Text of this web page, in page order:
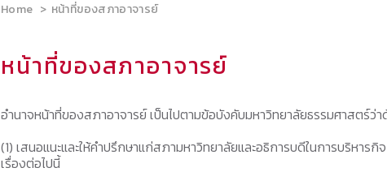
Home หน้าที่ของสภาอาจารย์
หน้าที่ของสภาอาจารย์
อำนาจหน้าที่ของสภาอาจารย์ เป็นไปตามข้อบังคับมหาวิทยาลัยธรรมศาสตร์ว่
(1) เสนอแนะและให้คำปรึกษาแก่สภามหาวิทยาลัยและอธิการบดีในการบริหาร
เรื่องต่อไปนี้